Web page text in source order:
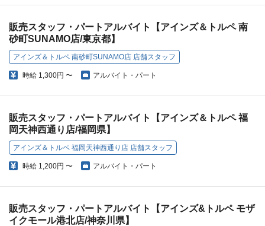
販売スタッフ・パートアルバイト【アインズ＆トルペ 南
砂町SUNAMO店/東京都】
アインズ＆トルペ 南砂町SUNAMO店 店舗スタッフ
時給 1,300円 〜 アルバイト・パート
販売スタッフ・パートアルバイト【アインズ＆トルペ 福
岡天神西通り店/福岡県】
アインズ＆トルペ 福岡天神西通り店 店舗スタッフ
時給 1,200円 〜 アルバイト・パート
販売スタッフ・パートアルバイト【アインズ&トルペ モザ
イクモール港北店/神奈川県】